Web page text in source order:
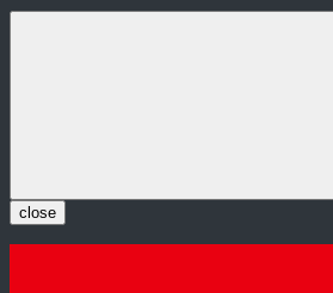
close